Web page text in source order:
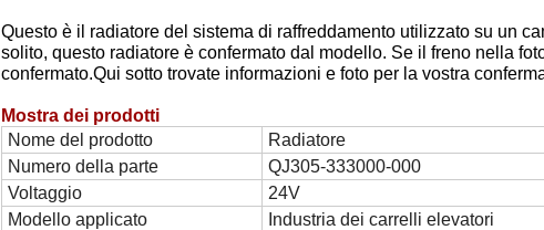
Questo è il radiatore del sistema di raffreddamento utilizzato su un
solito, questo radiatore è confermato dal modello. Se il freno nella
confermato.Qui sotto trovate informazioni e foto per la vostra
Mostra dei prodotti
Nome del prodotto
Radiatore
Numero della parte
QJ305-333000-000
Voltaggio
24V
Modello applicato
Industria dei carrelli elevatori